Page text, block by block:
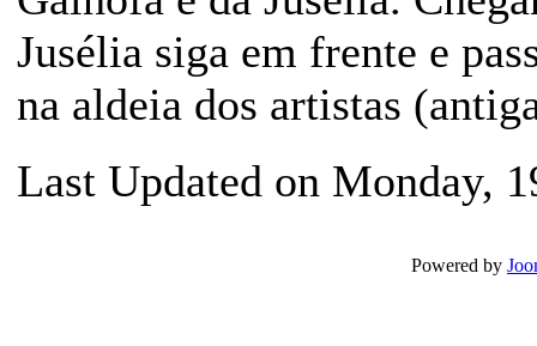
Jusélia siga em frente e
na aldeia dos artistas
Last Updated on Monday,
Powered by